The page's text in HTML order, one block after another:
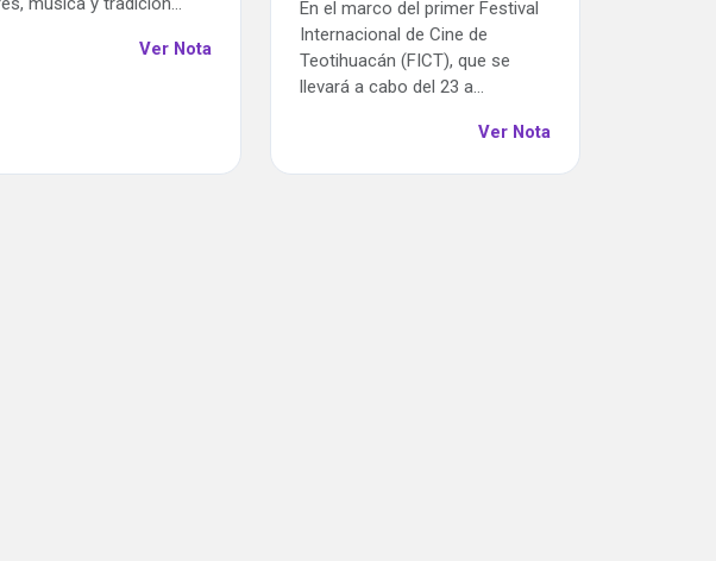
Ver Nota
En el marco del primer Festival
Internacional de Cine de
Teotihuacán (FICT), que se
llevará a cabo del 23 a...
Ver Nota